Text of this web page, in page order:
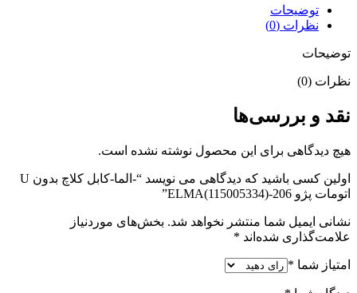
ELMA(115005334)
توضیحات
نظرات (0)
توضیحات
نظرات (0)
نقد و بررسی‌ها
هیچ دیدگاهی برای این محصول نوشته نشده است.
اولین کسی باشید که دیدگاهی می نویسد “-الما-کابل کلاچ بدون U
اتومات پژو 206-ELMA(115005334)”
نشانی ایمیل شما منتشر نخواهد شد. بخش‌های موردنیاز
علامت‌گذاری شده‌اند *
امتیاز شما *